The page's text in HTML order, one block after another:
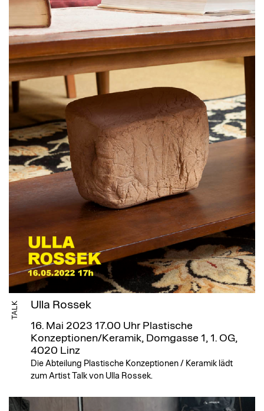
TALK Ulla Rossek
16. Mai 2023 17.00 Uhr Plastische
Konzeptionen/Keramik, Domgasse 1, 1. OG,
4020 Linz
Die Abteilung Plastische Konzeptionen / Keramik lädt
zum Artist Talk von Ulla Rossek.